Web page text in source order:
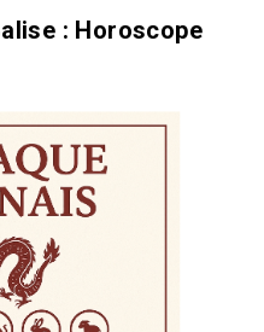
: Horoscope